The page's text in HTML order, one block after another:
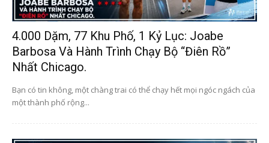
4.000 Dặm, 77 Khu Phố, 1 Kỷ Lục: Joabe
Barbosa Và Hành Trình Chạy Bộ “điên Rồ”
Nhất Chicago.
Bạn có tin không, một chàng trai có thể chạy hết mọi ngóc ngách của
một thành phố rộng...